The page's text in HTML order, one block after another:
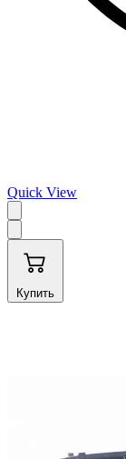
Quick View
Купить